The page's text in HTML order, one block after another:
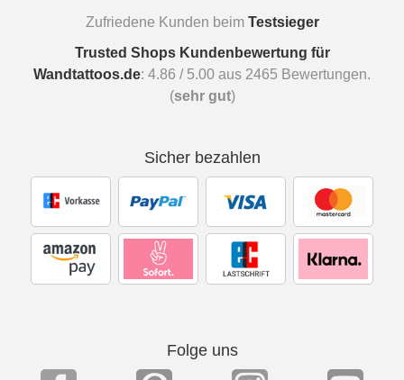
Zufriedene Kunden beim Testsieger
Trusted Shops Kundenbewertung für
Wandtattoos.de: 4.86 / 5.00 aus 2465 Bewertungen.
(sehr gut)
Sicher bezahlen
Folge uns